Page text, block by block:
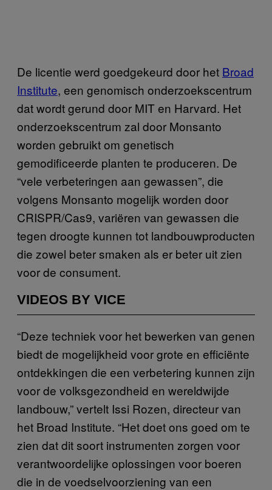
De licentie werd goedgekeurd door het Broad
Institute, een genomisch onderzoekscentrum
dat wordt gerund door MIT en Harvard. Het
onderzoekscentrum zal door Monsanto
worden gebruikt om genetisch
gemodificeerde planten te produceren. De
“vele verbeteringen aan gewassen”, die
volgens Monsanto mogelijk worden door
CRISPR/Cas9, variëren van gewassen die
tegen droogte kunnen tot landbouwproducten
die zowel beter smaken als er beter uit zien
voor de consument.
VIDEOS BY VICE
“Deze techniek voor het bewerken van genen
biedt de mogelijkheid voor grote en efficiënte
ontdekkingen die een verbetering kunnen zijn
voor de volksgezondheid en wereldwijde
landbouw,” vertelt Issi Rozen, directeur van
het Broad Institute. “Het doet ons goed om te
zien dat dit soort instrumenten zorgen voor
verantwoordelijke oplossingen voor boeren
die in de voedselvoorziening van een